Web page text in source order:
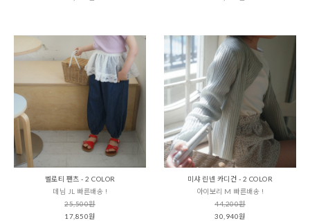
벨로티 팬츠 - 2 COLOR
데님 JL 빠른배송 !
25,500원
17,850원
미샤 린넨 카디건 - 2 COLOR
아이보리 M 빠른배송 !
44,200원
30,940원